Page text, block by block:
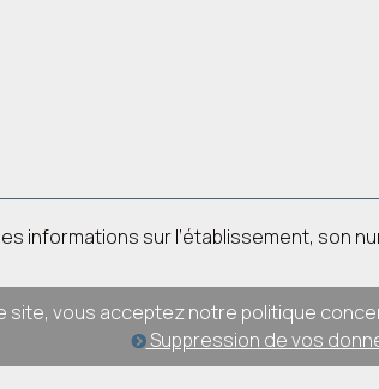
informations sur l’établissement, son
site, vous acceptez notre politique
Suppression de vos